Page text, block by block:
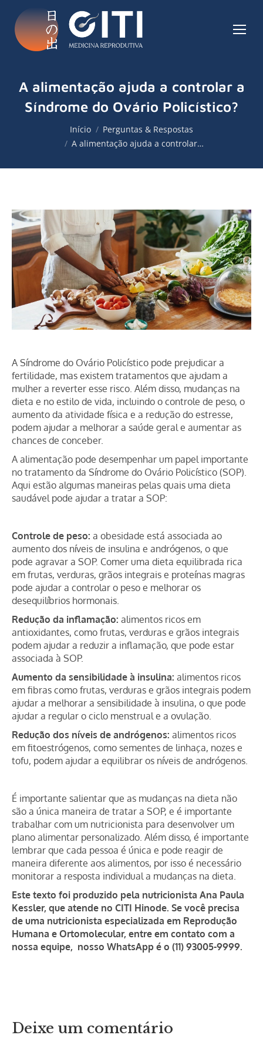
A alimentação ajuda a controlar a
Síndrome do Ovário Policístico?
Início
Perguntas & Respostas
A alimentação ajuda a controlar…
A Síndrome do Ovário Policístico pode prejudicar a
fertilidade, mas existem tratamentos que ajudam a
mulher a reverter esse risco. Além disso, mudanças na
dieta e no estilo de vida, incluindo o controle de peso, o
aumento da atividade física e a redução do estresse,
podem ajudar a melhorar a saúde geral e aumentar as
chances de conceber.
A alimentação pode desempenhar um papel importante
no tratamento da Síndrome do Ovário Policístico (SOP).
Aqui estão algumas maneiras pelas quais uma dieta
saudável pode ajudar a tratar a SOP:
Controle de peso: a obesidade está associada ao
aumento dos níveis de insulina e andrógenos, o que
pode agravar a SOP. Comer uma dieta equilibrada rica
em frutas, verduras, grãos integrais e proteínas magras
pode ajudar a controlar o peso e melhorar os
desequilíbrios hormonais.
Redução da inflamação: alimentos ricos em
antioxidantes, como frutas, verduras e grãos integrais
podem ajudar a reduzir a inflamação, que pode estar
associada à SOP.
Aumento da sensibilidade à insulina: alimentos ricos
em fibras como frutas, verduras e grãos integrais podem
ajudar a melhorar a sensibilidade à insulina, o que pode
ajudar a regular o ciclo menstrual e a ovulação.
Redução dos níveis de andrógenos: alimentos ricos
em fitoestrógenos, como sementes de linhaça, nozes e
tofu, podem ajudar a equilibrar os níveis de andrógenos.
É importante salientar que as mudanças na dieta não
são a única maneira de tratar a SOP, e é importante
trabalhar com um nutricionista para desenvolver um
plano alimentar personalizado. Além disso, é importante
lembrar que cada pessoa é única e pode reagir de
maneira diferente aos alimentos, por isso é necessário
monitorar a resposta individual a mudanças na dieta.
Este texto foi produzido pela nutricionista Ana Paula
Kessler, que atende no CITI Hinode. Se você precisa
de uma nutricionista especializada em Reprodução
Humana e Ortomolecular, entre em contato com a
nossa equipe, nosso WhatsApp é o (11) 93005-9999.
Deixe um comentário